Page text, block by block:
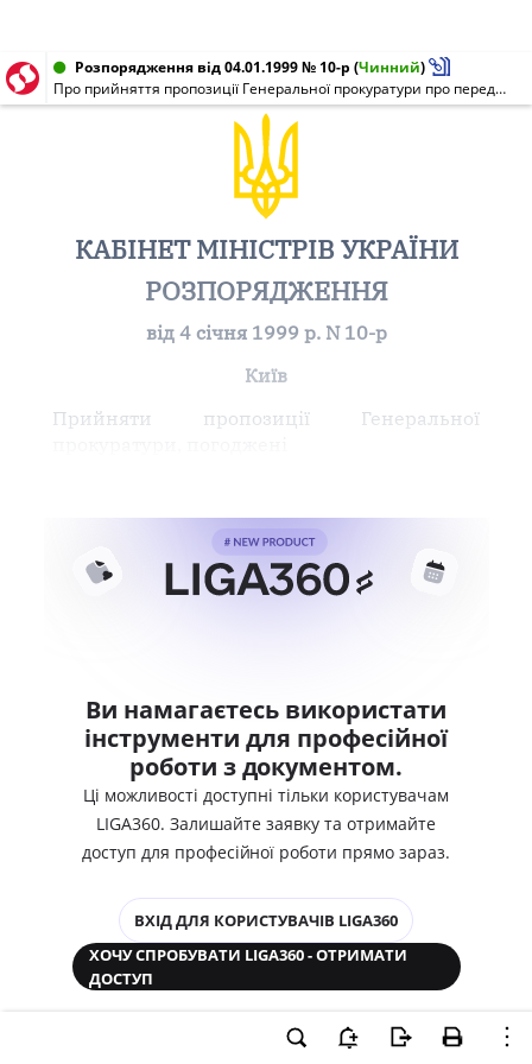
Розпорядження від 04.01.1999 № 10-р (Чинний)
Про прийняття пропозиції Генеральної прокуратури про передачу нерухомого майна
КАБІНЕТ МІНІСТРІВ УКРАЇНИ
РОЗПОРЯДЖЕННЯ
від 4 січня 1999 р. N 10-р
Київ
Прийняти пропозиції Генеральної
Ви намагаєтесь використати
інструменти для професійної
роботи з документом.
Ці можливості доступні тільки користувачам
LIGA360. Залишайте заявку та отримайте
доступ для професійної роботи прямо зараз.
ВХІД ДЛЯ КОРИСТУВАЧІВ LIGA360
ХОЧУ СПРОБУВАТИ LIGA360 - ОТРИМАТИ
ДОСТУП
Законодавство та аналітика
Корпоративні документи